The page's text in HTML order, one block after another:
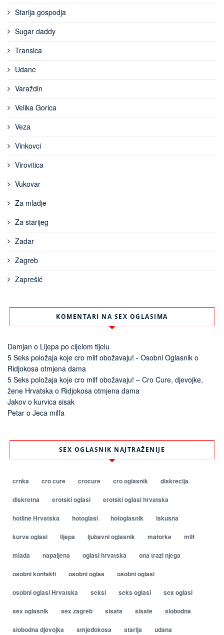
Starija gospodja
Sugar daddy
Transica
Udane
Varaždin
Velika Gorica
Veza
Vinkovci
Virovitica
Vukovar
Za mladje
Za starijeg
Zadar
Zagreb
Zaprešić
KOMENTARI NA SEX OGLASIMA
Damjan o Lijepa po cijelom tijelu
5 Seks položaja koje cro milf obožavaju! - Osobni Oglasnik o
Ridjokosa otmjena dama
5 Seks položaja koje cro milf obožavaju! – Cro Cure, djevojke,
žene Hrvatska o Ridjokosa otmjena dama
Jakov o kurvica sisak
Petar o Jeca milfa
SEX OGLASNIK NAJTRAŽENIJE
crnka cro cure crocure cro oglasnik diskrecija
diskretna erotski oglasi erotski oglasi hrvatska
hotline Hrvatska hotoglasi hotoglasnik iskusna
kurve oglasi lijepa ljubavni oglasnik matorke milf
mlada napaljena oglasi hrvatska ona trazi njega
osobni kontakti osobni oglas osobni oglasi
osobni oglasi Hrvatska seksi seks oglasi sex oglasi
sex oglasnik sex zagreb sisata sisate slobodna
slobodna djevojka smjeđokosa starija udana